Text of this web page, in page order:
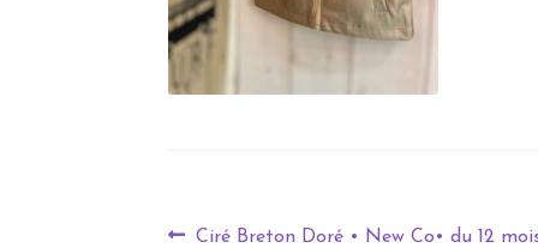
Ciré Breton Doré • New Co• du 12